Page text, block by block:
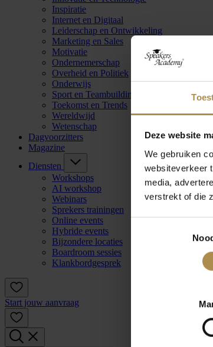
Deze website
We gebruiken
websiteverkeer
media,
verstrekt of die
Inspiratie
Internet en Digitaal
Leiderschap en Ontwikkeling
Marketing en Sales
Motivatie
Ondernemerschap
Overheid en Politiek
Onderwijs
Sport en Teambuilding
Toekomst en Trends
Wereldwijd
Wetenschap
Dagvoorzitters
Magazine
Diensten
Workshops
AI workshop
Webinars
Sprekers trainingen
Online events
Hybride events
Bijzondere locaties
Boardroom sessies
Klankbordgesprek
Start jouw aanvraag